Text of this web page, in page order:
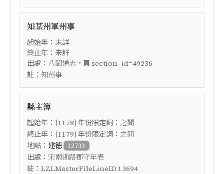
知某州軍州事
起始年：未詳
終止年：未詳
出處： 八閩通志 ，頁 section_id=49236
註： 知州事
縣主簿
起始年：(1178) 年份限定詞： 之間
終止年：(1179) 年份限定詞： 之間
地點： 建德 12733
出處： 宋兩浙路郡守年表
註： LZLMasterFileLineID 13694